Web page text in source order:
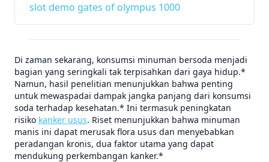
slot demo gates of olympus 1000
Di zaman sekarang, konsumsi minuman bersoda menjadi
bagian yang seringkali tak terpisahkan dari gaya hidup.*
Namun, hasil penelitian menunjukkan bahwa penting
untuk mewaspadai dampak jangka panjang dari konsumsi
soda terhadap kesehatan.* Ini termasuk peningkatan
risiko kanker usus. Riset menunjukkan bahwa minuman
manis ini dapat merusak flora usus dan menyebabkan
peradangan kronis, dua faktor utama yang dapat
mendukung perkembangan kanker.*